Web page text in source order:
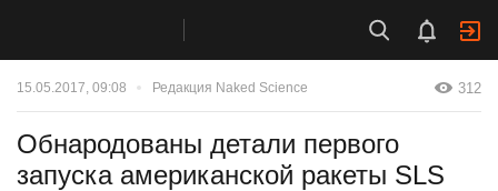
15.05.2017, 09:08 Редакция Naked Science 312
Обнародованы детали первого
запуска американской ракеты SLS